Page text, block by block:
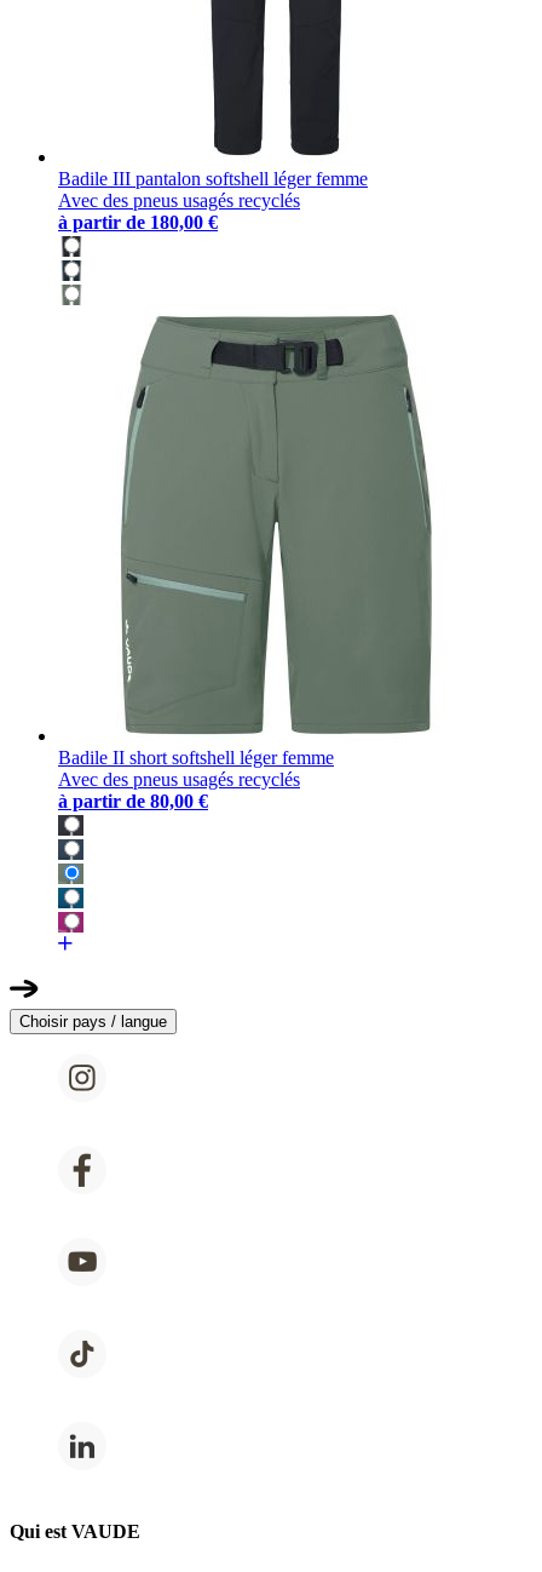
Badile III pantalon softshell léger femme
Avec des pneus usagés recyclés
à partir de 180,00 €
Badile II short softshell léger femme
Avec des pneus usagés recyclés
à partir de 80,00 €
Choisir pays / langue
Qui est VAUDE